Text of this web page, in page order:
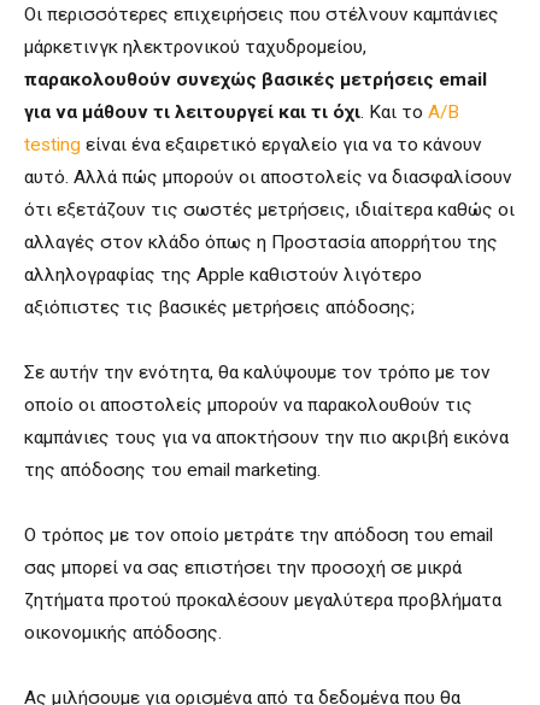
Οι περισσότερες επιχειρήσεις που στέλνουν καμπάνιες
μάρκετινγκ ηλεκτρονικού ταχυδρομείου,
παρακολουθούν συνεχώς βασικές μετρήσεις email
για να μάθουν τι λειτουργεί και τι όχι. Και το A/B
testing είναι ένα εξαιρετικό εργαλείο για να το κάνουν
αυτό. Αλλά πώς μπορούν οι αποστολείς να διασφαλίσουν
ότι εξετάζουν τις σωστές μετρήσεις, ιδιαίτερα καθώς οι
αλλαγές στον κλάδο όπως η Προστασία απορρήτου της
αλληλογραφίας της Apple καθιστούν λιγότερο
αξιόπιστες τις βασικές μετρήσεις απόδοσης;
Σε αυτήν την ενότητα, θα καλύψουμε τον τρόπο με τον
οποίο οι αποστολείς μπορούν να παρακολουθούν τις
καμπάνιες τους για να αποκτήσουν την πιο ακριβή εικόνα
της απόδοσης του email marketing.
Ο τρόπος με τον οποίο μετράτε την απόδοση του email
σας μπορεί να σας επιστήσει την προσοχή σε μικρά
ζητήματα προτού προκαλέσουν μεγαλύτερα προβλήματα
οικονομικής απόδοσης.
Ας μιλήσουμε για ορισμένα από τα δεδομένα που θα